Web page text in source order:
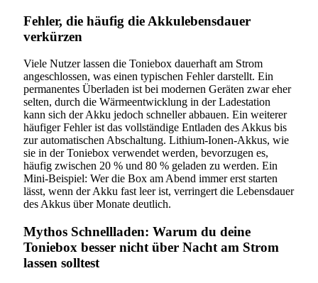
Fehler, die häufig die Akkulebensdauer
verkürzen
Viele Nutzer lassen die Toniebox dauerhaft am Strom
angeschlossen, was einen typischen Fehler darstellt. Ein
permanentes Überladen ist bei modernen Geräten zwar eher
selten, durch die Wärmeentwicklung in der Ladestation
kann sich der Akku jedoch schneller abbauen. Ein weiterer
häufiger Fehler ist das vollständige Entladen des Akkus bis
zur automatischen Abschaltung. Lithium-Ionen-Akkus, wie
sie in der Toniebox verwendet werden, bevorzugen es,
häufig zwischen 20 % und 80 % geladen zu werden. Ein
Mini-Beispiel: Wer die Box am Abend immer erst starten
lässt, wenn der Akku fast leer ist, verringert die Lebensdauer
des Akkus über Monate deutlich.
Mythos Schnellladen: Warum du deine
Toniebox besser nicht über Nacht am Strom
lassen solltest